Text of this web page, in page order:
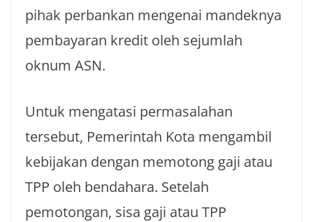
pihak perbankan mengenai mandeknya
pembayaran kredit oleh sejumlah
oknum ASN.
Untuk mengatasi permasalahan
tersebut, Pemerintah Kota mengambil
kebijakan dengan memotong gaji atau
TPP oleh bendahara. Setelah
pemotongan, sisa gaji atau TPP